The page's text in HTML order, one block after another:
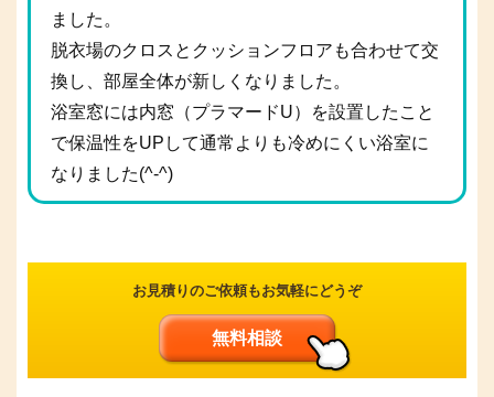
ました。
脱衣場のクロスとクッションフロアも合わせて交
換し、部屋全体が新しくなりました。
浴室窓には内窓（プラマードU）を設置したこと
で保温性をUPして通常よりも冷めにくい浴室に
なりました(^-^)
お見積りのご依頼もお気軽にどうぞ
無料相談